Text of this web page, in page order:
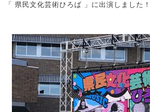
「 県民文化芸術ひろば 」に出演しました！